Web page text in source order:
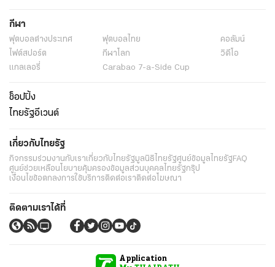
กีฬา
ฟุตบอลต่่างประเทศ ฟุตบอลไทย
คอลัมน์
ไฟต์สปอร์ต
กีฬาโลก
วิดีโอ
แกลเลอรี่
Carabao 7-a-Side Cup
ช็อปปิ้ง
ไทยรัฐอีเวนต์
เกี่ยวกับไทยรัฐ
กิจกรรมร่วมงานกับเราเกี่ยวกับไทยรัฐมูลนิธิไทยรัฐศูนย์ข้อมูลไทยรัฐFAQ
ศูนย์ช่วยเหลือนโยบายคุ้มครองข้อมูลส่วนบุคคลไทยรัฐกรุ๊ป
เงื่อนไขข้อตกลงการใช้บริการติดต่อเราติดต่อโฆษณา
ติดตามเราได้ที่
Application